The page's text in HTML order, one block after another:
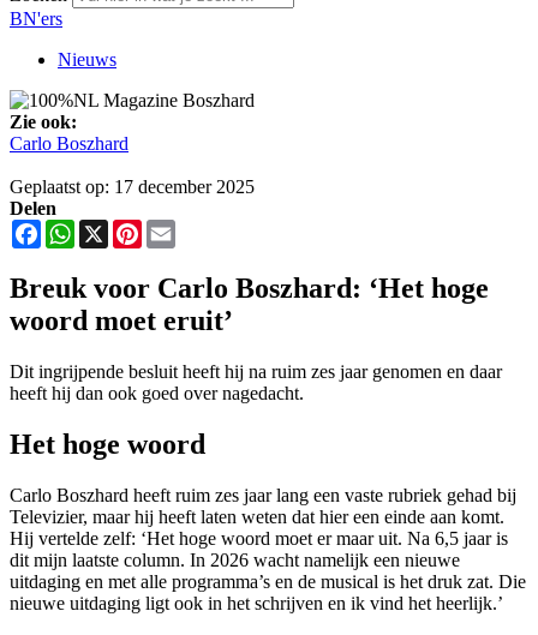
BN'ers
Nieuws
Zie ook:
Carlo Boszhard
Geplaatst op: 17 december 2025
Delen
FacebookWhatsApp
X Pinterest
Breuk voor Carlo Boszhard: ‘Het hoge
woord moet eruit’
Dit ingrijpende besluit heeft hij na ruim zes jaar genomen en daar
heeft hij dan ook goed over nagedacht.
Het hoge woord
Carlo Boszhard heeft ruim zes jaar lang een vaste rubriek gehad bij
Televizier, maar hij heeft laten weten dat hier een einde aan komt.
Hij vertelde zelf: ‘Het hoge woord moet er maar uit. Na 6,5 jaar is
dit mijn laatste column. In 2026 wacht namelijk een nieuwe
uitdaging en met alle programma’s en de musical is het druk zat. Die
nieuwe uitdaging ligt ook in het schrijven en ik vind het heerlijk.’